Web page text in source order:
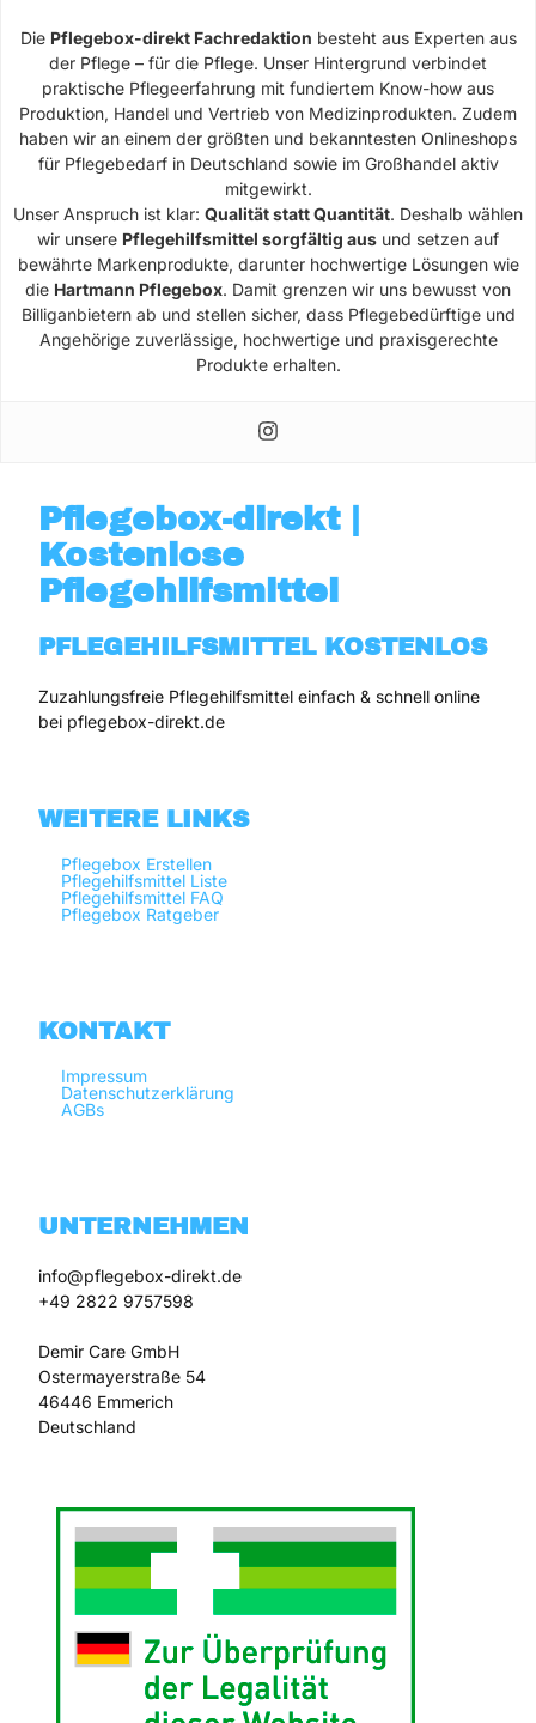
Die Pflegebox-direkt Fachredaktion besteht aus Experten aus
der Pflege – für die Pflege. Unser Hintergrund verbindet
praktische Pflegeerfahrung mit fundiertem Know-how aus
Produktion, Handel und Vertrieb von Medizinprodukten. Zudem
haben wir an einem der größten und bekanntesten Onlineshops
für Pflegebedarf in Deutschland sowie im Großhandel aktiv
mitgewirkt.
Unser Anspruch ist klar: Qualität statt Quantität. Deshalb wählen
wir unsere Pflegehilfsmittel sorgfältig aus und setzen auf
bewährte Markenprodukte, darunter hochwertige Lösungen wie
die Hartmann Pflegebox. Damit grenzen wir uns bewusst von
Billiganbietern ab und stellen sicher, dass Pflegebedürftige und
Angehörige zuverlässige, hochwertige und praxisgerechte
Produkte erhalten.
Pflegebox-direkt |
Kostenlose
Pflegehilfsmittel
PFLEGEHILFSMITTEL KOSTENLOS
Zuzahlungsfreie Pflegehilfsmittel einfach & schnell online
bei pflegebox-direkt.de
WEITERE LINKS
Pflegebox Erstellen
Pflegehilfsmittel Liste
Pflegehilfsmittel FAQ
Pflegebox Ratgeber
KONTAKT
Impressum
Datenschutzerklärung
AGBs
UNTERNEHMEN
info@pflegebox-direkt.de
+49 2822 9757598
Demir Care GmbH
Ostermayerstraße 54
46446 Emmerich